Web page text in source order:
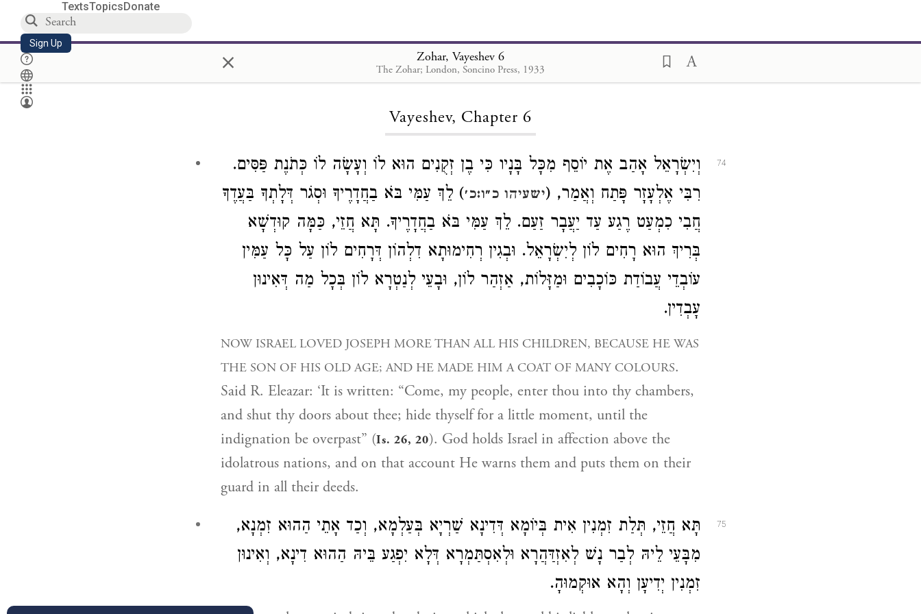
TextsTopicsDonate
Sign Up × Zohar, Vayeshev 6
The Zohar; London, Soncino Press, 1933
Loading...
Vayeshev, Chapter 6
74
וְיִשְׂרָאֵל אָהַב אֶת יוֹסֵף מִכָּל בָּנָיו כִּי בֶן זְקֻנִים הוּא לוֹ וְעָשָׂה לוֹ כְּתֹנֶת פַּסִּים.
רִבִּי אֶלְעָזָר פָּתַח וְאֲמַר, (ישעיהו כ״ו:כ׳) לֵךְ עַמִּי בֹּא בַחֲדָרֶיךָ וּסְגֹר דְּלָתְךָ בַּעֲדֶךָ
חֲבִי כִמְעַט רֶגַע עַד יַעֲבָר זַעַם. לֵךְ עַמִּי בֹּא בַחֲדָרֶיךָ. תָּא חֲזֵי, כַּמָּה קוּדְשָׁא
בְּרִיךְ הוּא רָחִים לוֹן לְיִשְׂרָאֵל. וּבְגִין רְחִימוּתָא דִלְהוֹן דְּרָחִים לוֹן עַל כָּל עַמִּין
עוֹבְדֵי עֲבוֹדַת כּוֹכָבִים וּמַזָּלוֹת, אַזְהַר לוֹן, וּבָעֵי לְנַטְרָא לוֹן בְּכָל מַה דְּאִינוּן
עָבְדִין.
NOW ISRAEL LOVED JOSEPH MORE THAN ALL HIS CHILDREN, BECAUSE HE WAS
THE SON OF HIS OLD AGE; AND HE MADE HIM A COAT OF MANY COLOURS.
Said R. Eleazar: ‘It is written: “Come, my people, enter thou into thy chambers,
and shut thy doors about thee; hide thyself for a little moment, until the
indignation be overpast” (Is. 26, 20). God holds Israel in affection above the
idolatrous nations, and on that account He warns them and puts them on their
guard in all their deeds.
75
תָּא חֲזֵי, תְּלַת זִמְנִין אִית בְּיוֹמָא דְּדִינָא שַׁרְיָא בְּעַלְמָא, וְכַד אָתֵי הַהוּא זִמְנָא,
מִבָּעֵי לֵיהּ לְבַר נָשׁ לְאִזְדַּהֲרָא וּלְאִסְתַּמְרָא דְּלָא יִפְגַע בֵּיהּ הַהוּא דִינָא, וְאִינוּן
זִמְנִין יְדִיעָן וְהָא אוּקְמוּהָ.